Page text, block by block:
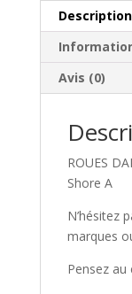
Description
Avis (0)
ROUES
Shore A
N’hésitez
marques
Pensez au